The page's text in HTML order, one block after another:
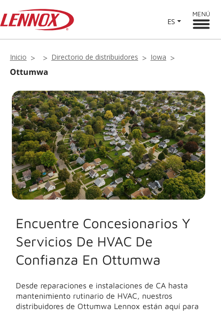
ES
MENÚ
Inicio Directorio de distribuidores Iowa
Ottumwa
Encuentre Concesionarios Y
Servicios De HVAC De
Confianza En Ottumwa
Desde reparaciones e instalaciones de CA hasta
mantenimiento rutinario de HVAC, nuestros
distribuidores de Ottumwa Lennox están aquí para